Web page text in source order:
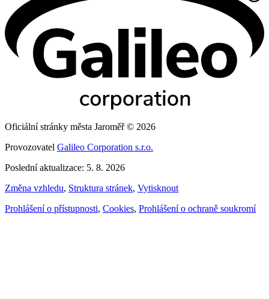
Oficiální stránky města Jaroměř © 2026
Provozovatel Galileo Corporation s.r.o.
Poslední aktualizace: 5. 8. 2026
Změna vzhledu, Struktura stránek, Vytisknout
Prohlášení o přístupnosti, Cookies, Prohlášení o ochraně soukromí